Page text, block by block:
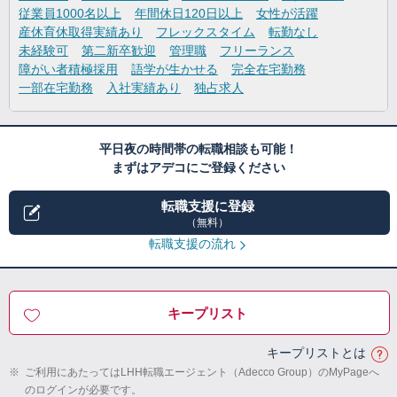
従業員1000名以上
年間休日120日以上
女性が活躍
産休育休取得実績あり
フレックスタイム
転勤なし
未経験可
第二新卒歓迎 管理職
フリーランス
障がい者積極採用
語学が生かせる
完全在宅勤務
一部在宅勤務
入社実績あり 独占求人
平日夜の時間帯の転職相談も可能！
まずはアデコにご登録ください
転職支援に登録
（無料）
転職支援の流れ
キープリスト
キープリストとは
※ ご利用にあたってはLHH転職エージェント（Adecco Group）のMyPageへ
のログインが必要です。